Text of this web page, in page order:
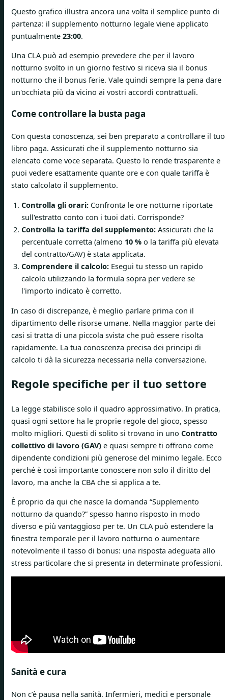
Questo grafico illustra ancora una volta il semplice punto di
partenza: il supplemento notturno legale viene applicato
puntualmente 23:00.
Una CLA può ad esempio prevedere che per il lavoro
notturno svolto in un giorno festivo si riceva sia il bonus
notturno che il bonus ferie. Vale quindi sempre la pena dare
un'occhiata più da vicino ai vostri accordi contrattuali.
Come controllare la busta paga
Con questa conoscenza, sei ben preparato a controllare il tuo
libro paga. Assicurati che il supplemento notturno sia
elencato come voce separata. Questo lo rende trasparente e
puoi vedere esattamente quante ore e con quale tariffa è
stato calcolato il supplemento.
Controlla gli orari: Confronta le ore notturne riportate
sull'estratto conto con i tuoi dati. Corrisponde?
Controlla la tariffa del supplemento: Assicurati che la
percentuale corretta (almeno 10 % o la tariffa più elevata
del contratto/GAV) è stata applicata.
Comprendere il calcolo: Esegui tu stesso un rapido
calcolo utilizzando la formula sopra per vedere se
l'importo indicato è corretto.
In caso di discrepanze, è meglio parlare prima con il
dipartimento delle risorse umane. Nella maggior parte dei
casi si tratta di una piccola svista che può essere risolta
rapidamente. La tua conoscenza precisa dei principi di
calcolo ti dà la sicurezza necessaria nella conversazione.
Regole specifiche per il tuo settore
La legge stabilisce solo il quadro approssimativo. In pratica,
quasi ogni settore ha le proprie regole del gioco, spesso
molto migliori. Questi di solito si trovano in uno Contratto
collettivo di lavoro (GAV) e quasi sempre ti offrono come
dipendente condizioni più generose del minimo legale. Ecco
perché è così importante conoscere non solo il diritto del
lavoro, ma anche la CBA che si applica a te.
È proprio da qui che nasce la domanda “Supplemento
notturno da quando?” spesso hanno risposto in modo
diverso e più vantaggioso per te. Un CLA può estendere la
finestra temporale per il lavoro notturno o aumentare
notevolmente il tasso di bonus: una risposta adeguata allo
stress particolare che si presenta in determinate professioni.
Sanità e cura
Non c’è pausa nella sanità. Infermieri, medici e personale